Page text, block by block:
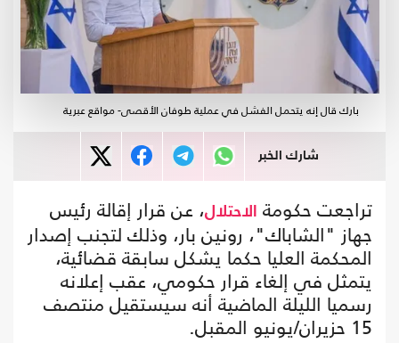
بارك قال إنه يتحمل الفشل في عملية طوفان الأقصى- مواقع عبرية
شارك الخبر
تراجعت حكومة الاحتلال، عن قرار إقالة رئيس
جهاز "الشاباك"، رونين بار، وذلك لتجنب إصدار
المحكمة العليا حكما يشكل سابقة قضائية،
يتمثل في إلغاء قرار حكومي، عقب إعلانه
رسميا الليلة الماضية أنه سيستقيل منتصف
15 حزيران/يونيو المقبل.